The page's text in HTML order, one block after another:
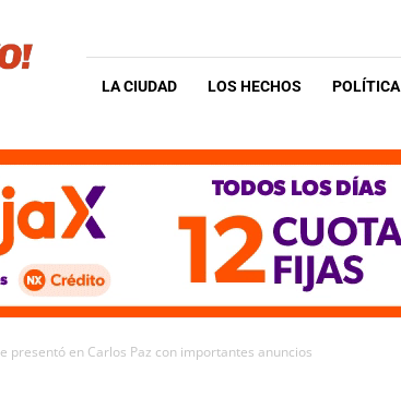
LA CIUDAD LOS HECHOS POLÍTICA
presentó en Carlos Paz con importantes anuncios